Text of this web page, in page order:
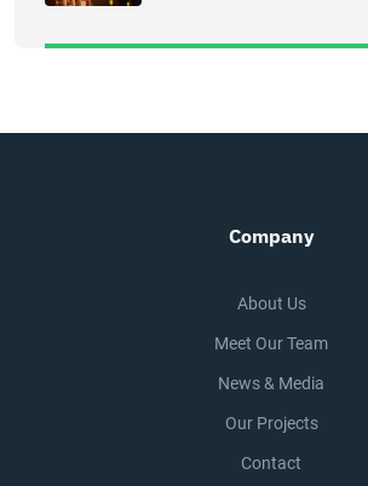
Company
About Us
Meet Our Team
News & Media
Our Projects
Contact